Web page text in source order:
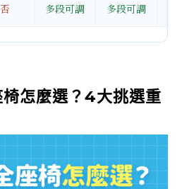
否 多段可調 多段可調
怎麼選？4大挑選重